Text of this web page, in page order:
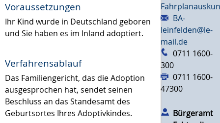
Voraussetzungen
Ihr Kind wurde in Deutschland geboren
und Sie haben es im Inland adoptiert.
Verfahrensablauf
Das Familiengericht, das die Adoption
ausgesprochen hat, sendet seinen
Beschluss an das Standesamt des
Geburtsortes Ihres Adoptivkindes.
BA-
leinfelden@le-
mail.de
0711 1600-
300
0711 1600-
47300
Bürgeramt